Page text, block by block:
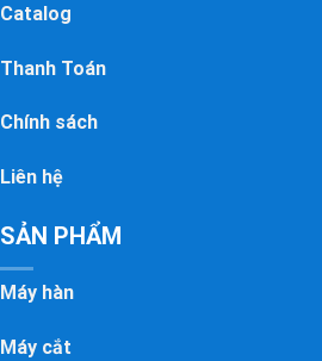
Catalog
Thanh Toán
Chính sách
Liên hệ
SẢN PHẨM
Máy hàn
Máy cắt